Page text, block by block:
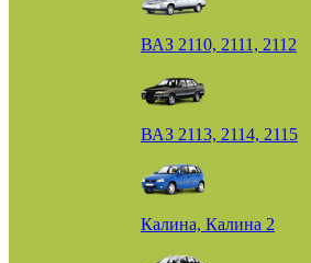
ВАЗ 2110, 2111, 2112
ВАЗ 2113, 2114, 2115
Калина, Калина 2